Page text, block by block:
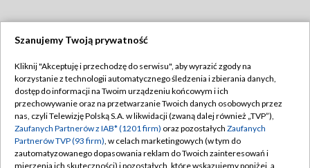
TVP
Abonament TVP
Emisja w TVP
Centrum informacji TVP
Regulamin TVP
Polityka prywatności
Moje zgody
Szanujemy Twoją prywatność
Kliknij "Akceptuję i przechodzę do serwisu", aby wyrazić zgody na
korzystanie z technologii automatycznego śledzenia i zbierania danych,
dostęp do informacji na Twoim urządzeniu końcowym i ich
przechowywanie oraz na przetwarzanie Twoich danych osobowych przez
nas, czyli Telewizję Polską S.A. w likwidacji (zwaną dalej również „TVP”),
Zaufanych Partnerów z IAB* (1201 firm) oraz pozostałych Zaufanych
Partnerów TVP (93 firm), w celach marketingowych (w tym do
zautomatyzowanego dopasowania reklam do Twoich zainteresowań i
mierzenia ich skuteczności) i pozostałych, które wskazujemy poniżej, a